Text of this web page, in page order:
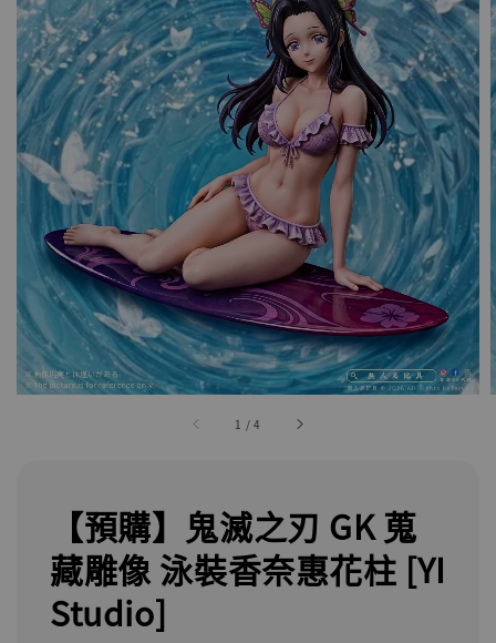
1 /4
【預購】鬼滅之刃 GK 蒐
藏雕像 泳裝香奈惠花柱 [YI
Studio]